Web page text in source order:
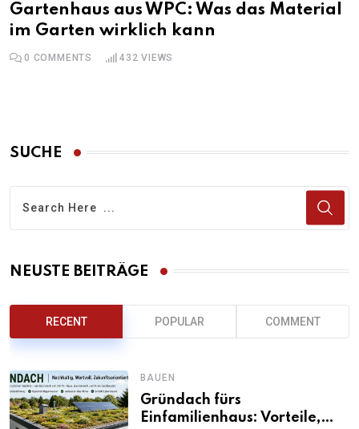
Gartenhaus aus WPC: Was das Material
im Garten wirklich kann
0 COMMENTS 432 VIEWS
SUCHE
NEUSTE BEITRÄGE
RECENT POPULAR COMMENT
BAUEN
Gründach fürs
Einfamilienhaus: Vorteile,